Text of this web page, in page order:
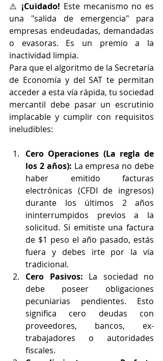
⚠️ ¡Cuidado! Este mecanismo no es
una "salida de emergencia" para
empresas endeudadas, demandadas
o evasoras. Es un premio a la
inactividad limpia.
Para que el algoritmo de la Secretaría
de Economía y del SAT te permitan
acceder a esta vía rápida, tu sociedad
mercantil debe pasar un escrutinio
implacable y cumplir con requisitos
ineludibles:
Cero Operaciones (La regla de
los 2 años): La empresa no debe
haber emitido facturas
electrónicas (CFDI de ingresos)
durante los últimos 2 años
ininterrumpidos previos a la
solicitud. Si emitiste una factura
de $1 peso el año pasado, estás
fuera y debes irte por la vía
tradicional.
Cero Pasivos: La sociedad no
debe poseer obligaciones
pecuniarias pendientes. Esto
significa cero deudas con
proveedores, bancos, ex-
trabajadores o autoridades
fiscales.